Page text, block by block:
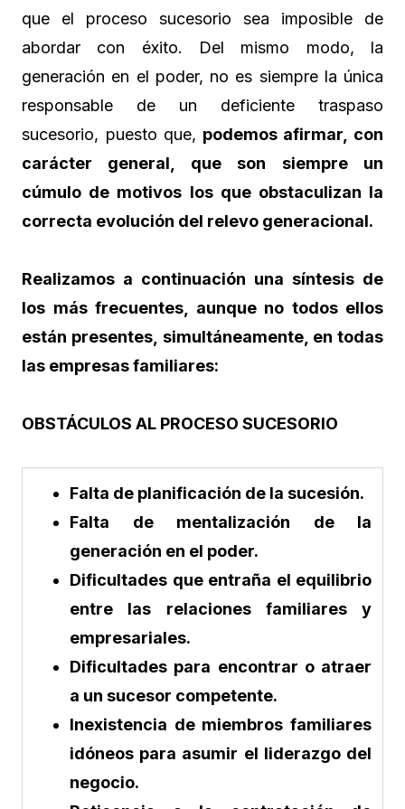
que el proceso sucesorio sea imposible de
abordar con éxito. Del mismo modo, la
generación en el poder, no es siempre la única
responsable de un deficiente traspaso
sucesorio, puesto que, podemos afirmar, con
carácter general, que son siempre un
cúmulo de motivos los que obstaculizan la
correcta evolución del relevo generacional.
Realizamos a continuación una síntesis de
los más frecuentes, aunque no todos ellos
están presentes, simultáneamente, en todas
las empresas familiares:
OBSTÁCULOS AL PROCESO SUCESORIO
Falta de planificación de la sucesión.
Falta de mentalización de la
generación en el poder.
Dificultades que entraña el equilibrio
entre las relaciones familiares y
empresariales.
Dificultades para encontrar o atraer
a un sucesor competente.
Inexistencia de miembros familiares
idóneos para asumir el liderazgo del
negocio.